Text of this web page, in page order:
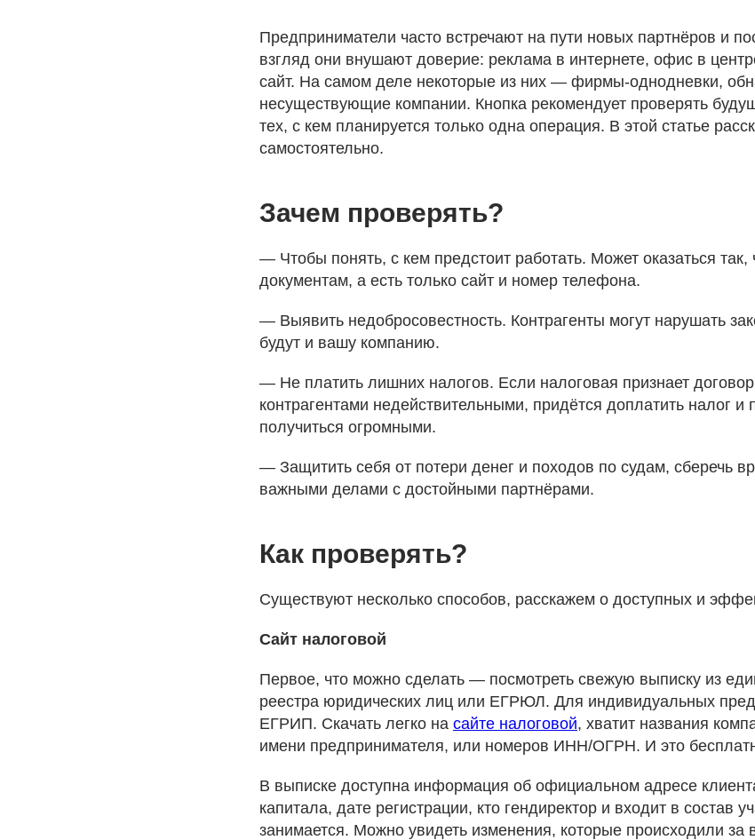
Предприниматели часто встречают на пути новых партнёров и
взгляд они внушают доверие: реклама в интернете, офис в
сайт. На самом деле некоторые из них — фирмы-однодневки,
несуществующие компании. Кнопка рекомендует проверять
тех, с кем планируется только одна операция. В этой статье
самостоятельно.
Зачем проверять?
— Чтобы понять, с кем предстоит работать. Может оказаться так,
документам, а есть только сайт и номер телефона.
— Выявить недобросовестность. Контрагенты могут нарушать
будут и вашу компанию.
— Не платить лишних налогов. Если налоговая признает
контрагентами недействительными, придётся доплатить налог
получиться огромными.
— Защитить себя от потери денег и походов по судам, сберечь
важными делами с достойными партнёрами.
Как проверять?
Существуют несколько способов, расскажем о доступных и
Сайт налоговой
Первое, что можно сделать — посмотреть свежую выписку из
реестра юридических лиц или ЕГРЮЛ. Для индивидуальных
ЕГРИП. Скачать легко на сайте налоговой, хватит названия
имени предпринимателя, или номеров ИНН/ОГРН. И это
В выписке доступна информация об официальном адресе
капитала, дате регистрации, кто гендиректор и входит в состав
занимается. Можно увидеть изменения, которые происходили за